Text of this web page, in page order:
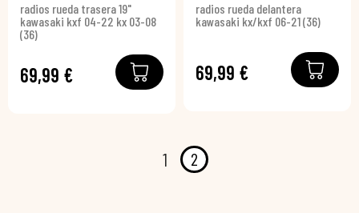
radios rueda trasera 19"
kawasaki kxf 04-22 kx 03-08
(36)
69,99 €
radios rueda delantera
kawasaki kx/kxf 06-21 (36)
69,99 €
1 2